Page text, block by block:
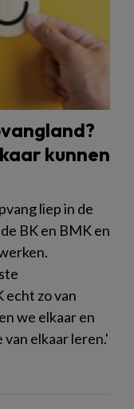
kunnen
liep in de
BK en BMK en
echt zo van
we elkaar en
elkaar leren.'